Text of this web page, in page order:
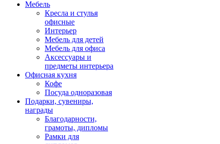
Мебель
Кресла и стулья
офисные
Интерьер
Мебель для детей
Мебель для офиса
Аксессуары и
предметы интерьера
Офисная кухня
Кофе
Посуда одноразовая
Подарки, сувениры,
награды
Благодарности,
грамоты, дипломы
Рамки для